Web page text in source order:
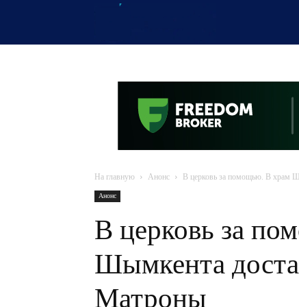
На главную Анонс В церковь за помощью. В храм
Анонс
В церковь за
Шымкента
Матроны